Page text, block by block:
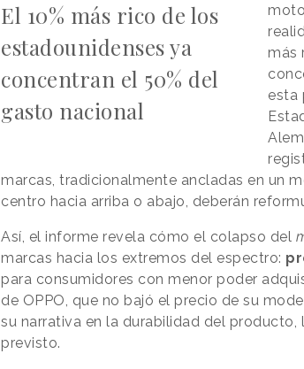
El 10% más rico de los
estadounidenses ya
concentran el 50% del
gasto nacional
más
esta
marcas, tradicionalmente ancladas en un
centro hacia arriba o abajo, deberán
Así, el informe revela cómo el colapso del
marcas hacia los extremos del espectro:
para consumidores con menor poder
de OPPO, que no bajó el precio de su
su narrativa en la durabilidad del producto,
previsto.